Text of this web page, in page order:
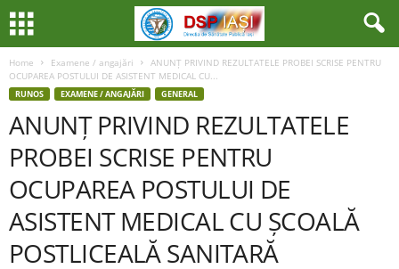
Home Examene / angajări
ANUNȚ PRIVIND REZULTATELE PROBEI SCRISE PENTRU
OCUPAREA POSTULUI DE ASISTENT MEDICAL CU...
RUNOS EXAMENE / ANGAJĂRI GENERAL
ANUNȚ PRIVIND REZULTATELE
PROBEI SCRISE PENTRU
OCUPAREA POSTULUI DE
ASISTENT MEDICAL CU ȘCOALĂ
POSTLICEALĂ SANITARĂ